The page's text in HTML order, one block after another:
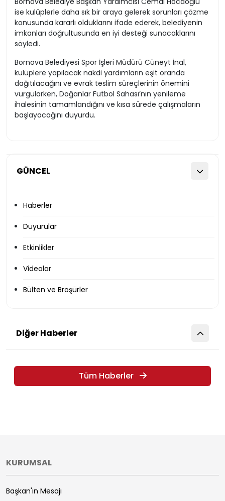
GÜNCEL
Haberler
Duyurular
Etkinlikler
Videolar
Bülten ve Broşürler
ise kulüplerle daha sık bir araya gelerek sorunları çözme
konusunda kararlı olduklarını ifade ederek, belediyenin
imkanları doğrultusunda en iyi desteği sunacaklarını
söyledi.
Bornova Belediyesi Spor İşleri Müdürü Cüneyt İnal,
kulüplere yapılacak nakdi yardımların eşit oranda
dağıtılacağını ve evrak teslim süreçlerinin önemini
vurgularken, Doğanlar Futbol Sahası’nın yenileme
ihalesinin tamamlandığını ve kısa sürede çalışmaların
başlayacağını duyurdu.
Diğer Haberler
Tüm Haberler
KURUMSAL
Başkan'ın Mesajı